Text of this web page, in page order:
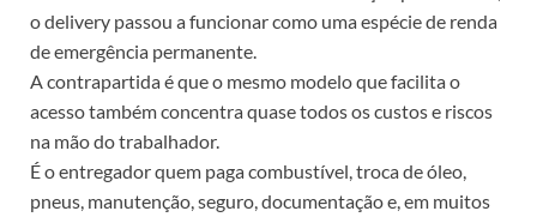
o delivery passou a funcionar como uma espécie de renda
de emergência permanente.
A contrapartida é que o mesmo modelo que facilita o
acesso também concentra quase todos os custos e riscos
na mão do trabalhador.
É o entregador quem paga combustível, troca de óleo,
pneus, manutenção, seguro, documentação e, em muitos